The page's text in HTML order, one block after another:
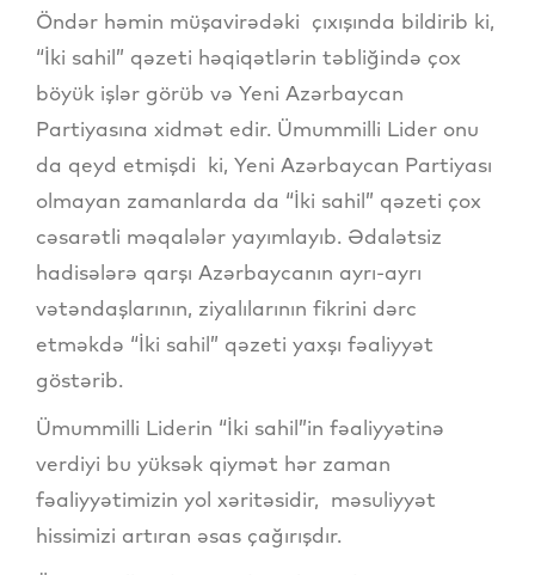
Öndər həmin müşavirədəki çıxışında bildirib ki,
“İki sahil” qəzeti həqiqətlərin təbliğində çox
böyük işlər görüb və Yeni Azərbaycan
Partiyasına xidmət edir. Ümummilli Lider onu
da qeyd etmişdi ki, Yeni Azərbaycan Partiyası
olmayan zamanlarda da “İki sahil” qəzeti çox
cəsarətli məqalələr yayımlayıb. Ədalətsiz
hadisələrə qarşı Azərbaycanın ayrı-ayrı
vətəndaşlarının, ziyalılarının fikrini dərc
etməkdə “İki sahil” qəzeti yaxşı fəaliyyət
göstərib.
Ümummilli Liderin “İki sahil”in fəaliyyətinə
verdiyi bu yüksək qiymət hər zaman
fəaliyyətimizin yol xəritəsidir, məsuliyyət
hissimizi artıran əsas çağırışdır.